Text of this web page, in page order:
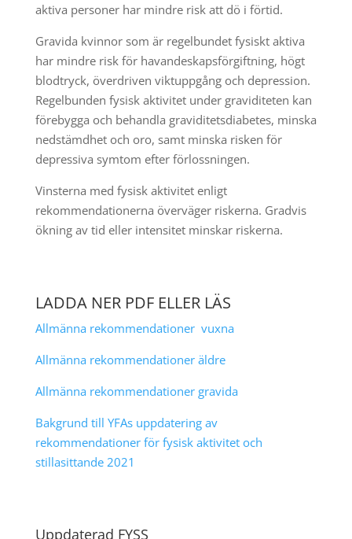
aktiva personer har mindre risk att dö i förtid.
Gravida kvinnor som är regelbundet fysiskt aktiva
har mindre risk för havandeskapsförgiftning, högt
blodtryck, överdriven viktuppgång och depression.
Regelbunden fysisk aktivitet under graviditeten kan
förebygga och behandla graviditetsdiabetes, minska
nedstämdhet och oro, samt minska risken för
depressiva symtom efter förlossningen.
Vinsterna med fysisk aktivitet enligt
rekommendationerna överväger riskerna. Gradvis
ökning av tid eller intensitet minskar riskerna.
LADDA NER PDF ELLER LÄS
Allmänna rekommendationer vuxna
Allmänna rekommendationer äldre
Allmänna rekommendationer gravida
Bakgrund till YFAs uppdatering av
rekommendationer för fysisk aktivitet och
stillasittande 2021
Uppdaterad FYSS